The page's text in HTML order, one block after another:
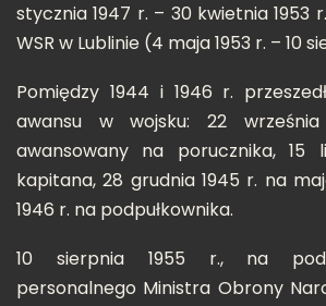
stycznia 1947 r. – 30 kwietnia 1953
WSR w Lublinie (4 maja 1953 r. – 10
Pomiędzy 1944 i 1946 r.
awansu w wojsku: 22
awansowany na porucznika, 15
kapitana, 28 grudnia 1945 r. na
1946 r. na podpułkownika.
10 sierpnia 1955 r., na
personalnego Ministra Obrony